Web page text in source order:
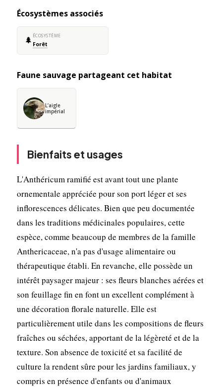
Écosystèmes associés
🌲 ÉCOSYSTÈME
Forêt
Faune sauvage partageant cet habitat
L’aigle
impérial
Bienfaits et usages
L'Anthéricum ramifié est avant tout une plante
ornementale appréciée pour son port léger et ses
inflorescences délicates. Bien que peu documentée
dans les traditions médicinales populaires, cette
espèce, comme beaucoup de membres de la famille
Anthericaceae, n'a pas d'usage alimentaire ou
thérapeutique établi. En revanche, elle possède un
intérêt paysager majeur : ses fleurs blanches aérées et
son feuillage fin en font un excellent complément à
une décoration florale naturelle. Elle est
particulièrement utile dans les compositions de fleurs
fraîches ou séchées, apportant de la légèreté et de la
texture. Son absence de toxicité et sa facilité de
culture la rendent sûre pour les jardins familiaux, y
compris en présence d'enfants ou d'animaux